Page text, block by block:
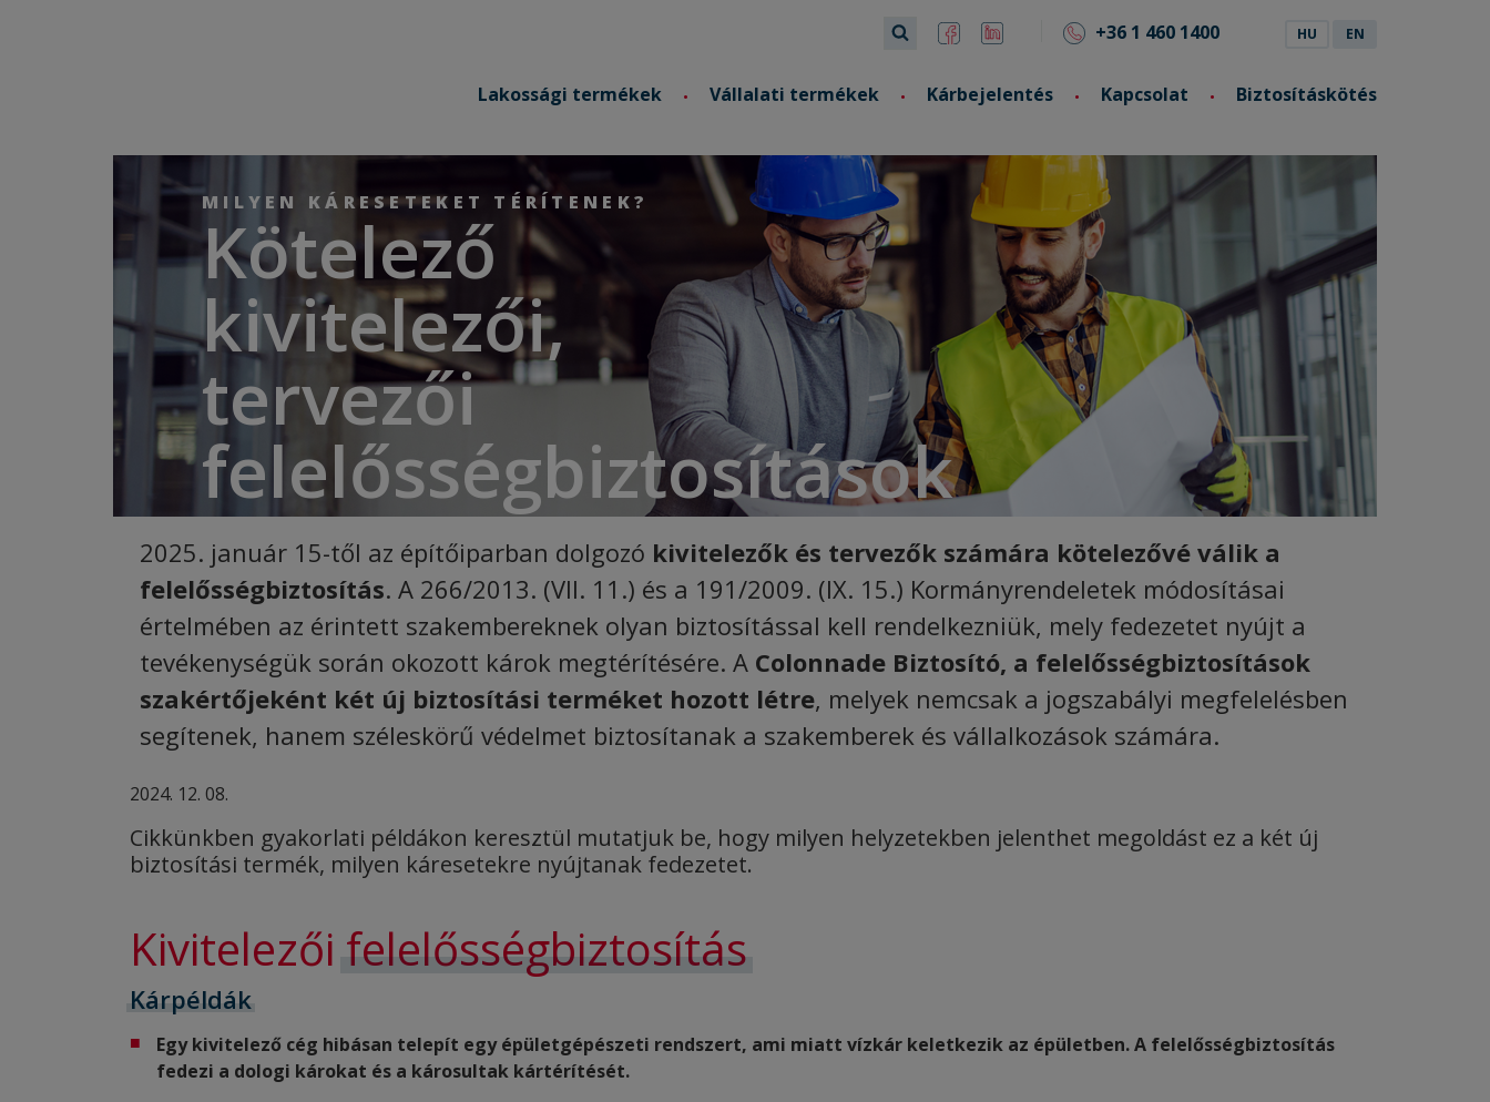
+36 1 460 1400 HU EN
Lakossági termékek Vállalati termékek Kárbejelentés Kapcsolat Biztosításkötés
MILYEN KÁRESETEKET TÉRÍTENEK?
Kötelező
kivitelezői,
tervezői
felelősségbiztosítások
2025. január 15-től az építőiparban dolgozó kivitelezők és tervezők számára kötelezővé válik a
felelősségbiztosítás. A 266/2013. (VII. 11.) és a 191/2009. (IX. 15.) Kormányrendeletek módosításai
értelmében az érintett szakembereknek olyan biztosítással kell rendelkezniük, mely fedezetet nyújt a
tevékenységük során okozott károk megtérítésére. A Colonnade Biztosító, a felelősségbiztosítások
szakértőjeként két új biztosítási terméket hozott létre, melyek nemcsak a jogszabályi megfelelésben
segítenek, hanem széleskörű védelmet biztosítanak a szakemberek és vállalkozások számára.
2024. 12. 08.
Cikkünkben gyakorlati példákon keresztül mutatjuk be, hogy milyen helyzetekben jelenthet megoldást ez a két új
biztosítási termék, milyen káresetekre nyújtanak fedezetet.
Kivitelezői felelősségbiztosítás
Kárpéldák
Egy kivitelező cég hibásan telepít egy épületgépészeti rendszert, ami miatt vízkár keletkezik az épületben. A felelősségbiztosítás
fedezi a dologi károkat és a károsultak kártérítését.